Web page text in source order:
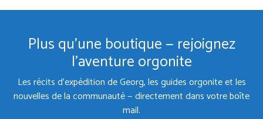
Plus qu'une boutique — rejoignez
l'aventure orgonite
Les récits d'expédition de Georg, les guides orgonite et les
nouvelles de la communauté — directement dans votre boîte
mail.